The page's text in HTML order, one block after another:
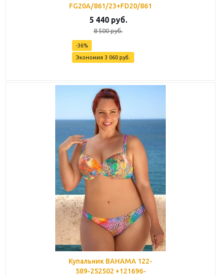
FG20A/861/23+FD20/861
5 440руб.
8 500руб.
-36%
Экономия 3 060руб.
Купальник BAHAMA 122-
589-252502 +121696-